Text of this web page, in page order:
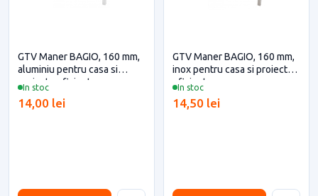
In stoc
GTV Maner BAGIO, 160 mm,
aluminiu pentru casa si
proiecte eficiente
14,00 lei
In stoc
GTV Maner BAGIO, 160 mm,
inox pentru casa si proiecte
eficiente
14,50 lei